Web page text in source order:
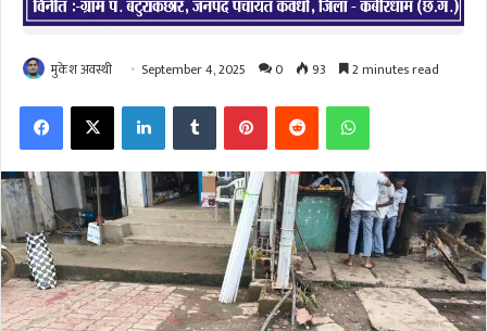
मुकेश अवस्थी September 4, 2025 0 93 2 minutes read
FacebookX LinkedInTumblr PinterestReddit WhatsApp